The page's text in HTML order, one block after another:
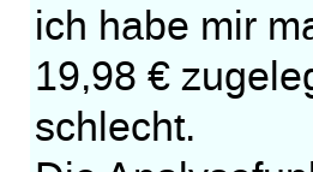
ich habe mir
19,98 €
schlecht.